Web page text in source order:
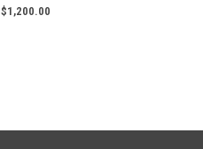
$1,200.00